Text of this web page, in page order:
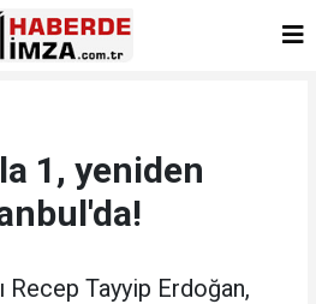
1, yeniden
Recep Tayyip Erdoğan,